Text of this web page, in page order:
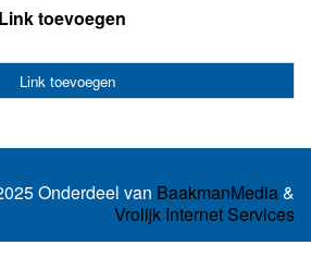
Link toevoegen
Link toevoegen
Onderdeel van BaakmanMedia&
Vrolijk Internet Services